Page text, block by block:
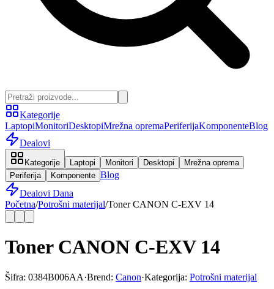
Kategorije
LaptopiMonitoriDesktopiMrežna opremaPeriferijaKomponenteBlog
Dealovi
Kategorije Laptopi Monitori Desktopi
Mrežna oprema
Periferija
Komponente Blog
Dealovi Dana
Početna/Potrošni materijal/Toner CANON C-EXV 14
Toner CANON C-EXV 14
Šifra: 0384B006AA·Brend: Canon·Kategorija: Potrošni materijal